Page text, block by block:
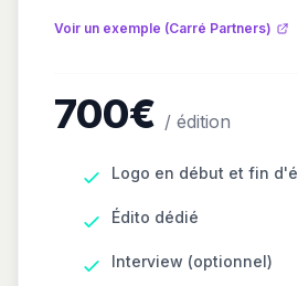
Voir un exemple (Carré Partners)
700€ / édition
Logo en début et fin
Édito dédié
Interview (optionnel)